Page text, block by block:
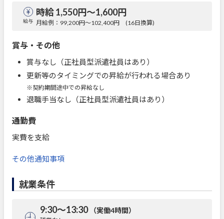
給与
時給 1,550円〜1,600円
月給例：99,200円～102,400円 (16日換算)
賞与・その他
賞与なし（正社員型派遣社員はあり）
更新等のタイミングでの昇給が行われる場合あり
※契約期間途中での昇給なし
退職手当なし（正社員型派遣社員はあり）
通勤費
実費を支給
その他通知事項
就業条件
9:30～13:30 （実働4時間）